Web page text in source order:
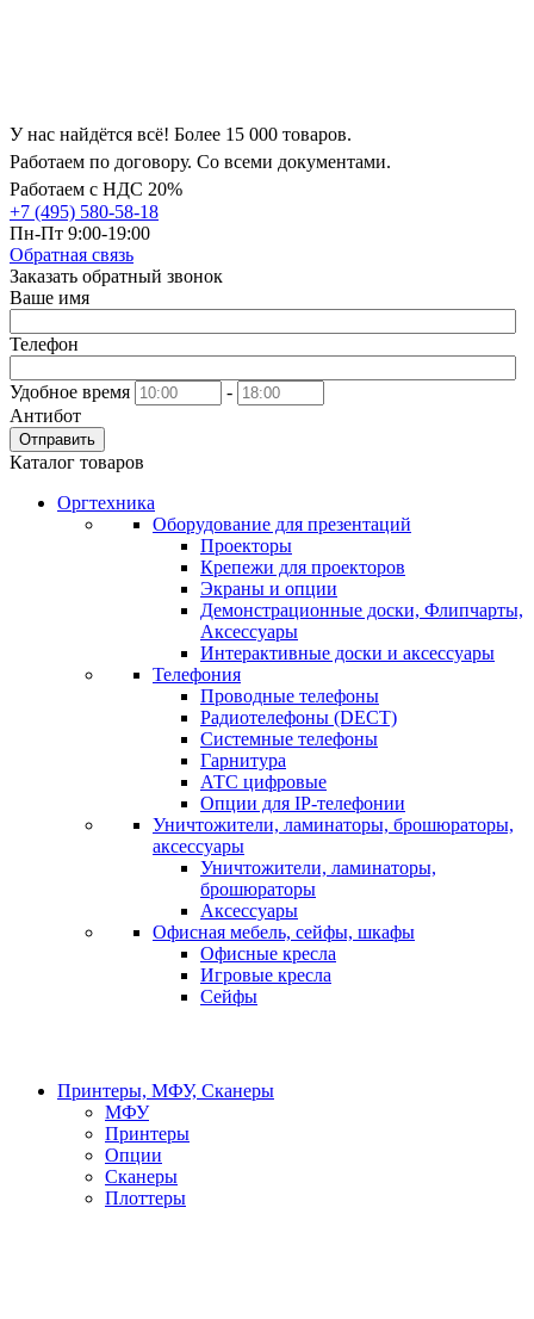
У нас найдётся всё! Более 15 000 товаров.
Работаем по договору. Со всеми документами.
Работаем с НДС 20%
+7 (495) 580-58-18
Пн-Пт 9:00-19:00
Обратная связь
Заказать обратный звонок
Ваше имя
Телефон
Удобное время
-
Антибот
Отправить
Каталог товаров
Оргтехника
Оборудование для презентаций
Проекторы
Крепежи для проекторов
Экраны и опции
Демонстрационные доски, Флипчарты,
Аксессуары
Интерактивные доски и аксессуары
Телефония
Проводные телефоны
Радиотелефоны (DECT)
Системные телефоны
Гарнитура
АТС цифровые
Опции для IP-телефонии
Уничтожители, ламинаторы, брошюраторы,
аксессуары
Уничтожители, ламинаторы,
брошюраторы
Аксессуары
Офисная мебель, сейфы, шкафы
Офисные кресла
Игровые кресла
Сейфы
Принтеры, МФУ, Сканеры
МФУ
Принтеры
Опции
Сканеры
Плоттеры